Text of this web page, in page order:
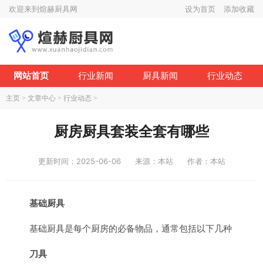
欢迎来到煊赫厨具网 设为首页 添加收藏
网站首页 行业新闻 厨具新闻 行业动态
主页 > 文章中心 > 行业动态 >
厨房厨具套装全套有哪些
更新时间：2025-06-06 来源：本站 作者：本站
基础厨具
基础厨具是每个厨房的必备物品，通常包括以下几种
刀具